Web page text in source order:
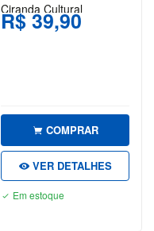
Ciranda Cultural
R$ 39,90
COMPRAR
VER DETALHES
Em estoque